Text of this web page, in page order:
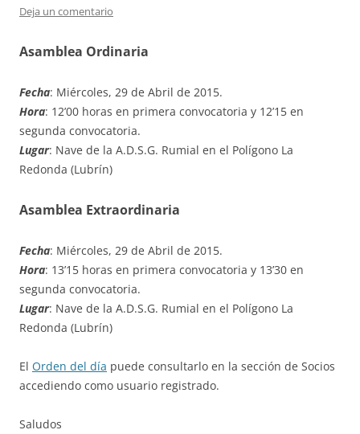
Deja un comentario
Asamblea Ordinaria
Fecha: Miércoles, 29 de Abril de 2015.
Hora: 12’00 horas en primera convocatoria y 12’15 en
segunda convocatoria.
Lugar: Nave de la A.D.S.G. Rumial en el Polígono La
Redonda (Lubrín)
Asamblea Extraordinaria
Fecha: Miércoles, 29 de Abril de 2015.
Hora: 13’15 horas en primera convocatoria y 13’30 en
segunda convocatoria.
Lugar: Nave de la A.D.S.G. Rumial en el Polígono La
Redonda (Lubrín)
El Orden del día puede consultarlo en la sección de Socios
accediendo como usuario registrado.
Saludos